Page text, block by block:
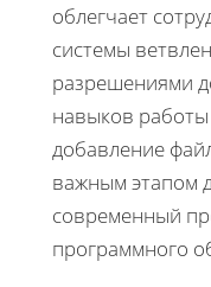
облегчает
системы
разрешениями
навыков работы
добавление
важным этапом
современный
программного